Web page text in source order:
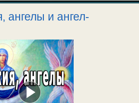
ангелы и ангел-